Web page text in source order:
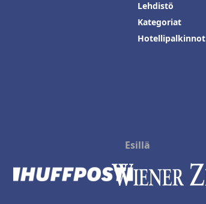
Lehdistö
Kategoriat
Hotellipalkinnot
Esillä